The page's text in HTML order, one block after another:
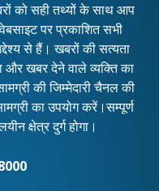
को सही तथ्यों के साथ आप
पर प्रकाशित सभी
से हैं। खबरों की सत्यता
और खबर देने वाले व्यक्ति का
की जिम्मेदारी चैनल की
का उपयोग करें।सम्पूर्ण
क्षेत्र दुर्ग होगा।